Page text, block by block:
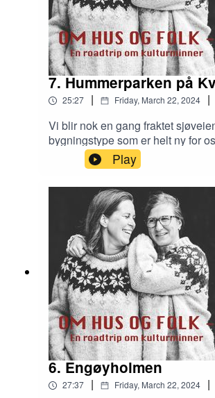
7. Hummerparken på
25:27 | Friday, March 22, 2024 |
Vi blir nok en gang fraktet
bygningstype som er helt ny for
hummerpark. Vi lærer om
historie, og driften i dag og får et
hummerfiskets betydning for
Play
6. Engøyholmen
27:37 | Friday, March 22, 2024 |